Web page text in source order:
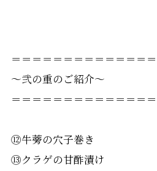
＝＝＝＝＝＝＝＝＝＝＝＝＝＝
〜弐の重のご紹介〜
＝＝＝＝＝＝＝＝＝＝＝＝＝＝
⑫牛蒡の穴子巻き
⑬クラゲの甘酢漬け